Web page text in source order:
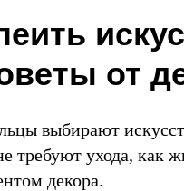
от
выбирают
требуют ухода, как
декора.